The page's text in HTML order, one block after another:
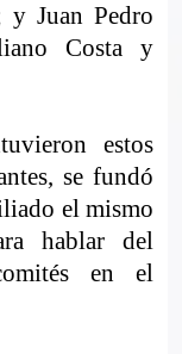
y Juan Pedro
Costa y
estos
se fundó
el mismo
hablar del
en el